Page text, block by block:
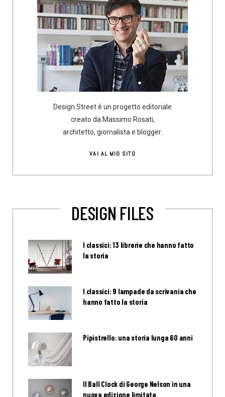
Design Street è un progetto editoriale
creato da Massimo Rosati,
architetto, giornalista e blogger.
VAI AL MIO SITO
DESIGN FILES
I classici: 13 librerie che hanno fatto
la storia
I classici: 9 lampade da scrivania che
hanno fatto la storia
Pipistrello: una storia lunga 60 anni
Il Ball Clock di George Nelson in una
nuova edizione limitata